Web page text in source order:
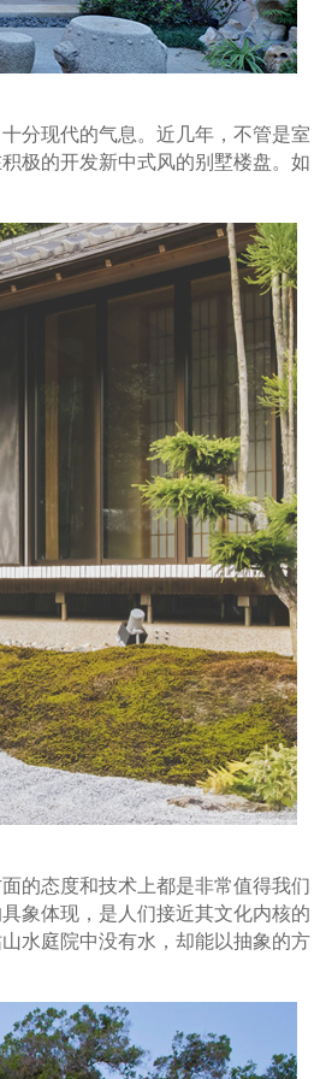
分现代的气息。近几年，不管是室
极的开发新中式风的别墅楼盘。如
的态度和技术上都是非常值得我们
象体现，是人们接近其文化内核的
水庭院中没有水，却能以抽象的方